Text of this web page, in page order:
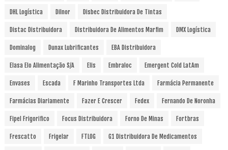
DHL Logística Dilnor Disbec Distribuidora De Tintas
Distac Distribuidora Distribuidora De Alimentos Marfim DMX Logística
Dominalog Dunax Lubrificantes EBA Distribuidora
Elasa Elo Alimentação S/A Elis Embraloc Emergent Cold LatAm
Envases Escada F Marinho Transportes Ltda Farmácia Permanente
Farmácias Diariamente Fazer E Crescer Fedex Fernando De Noronha
Fipel Frigorifico Focus Distribuidora Forno De Minas Fortbras
Frescatto Frigelar FTLOG G1 Distribuidora De Medicamentos